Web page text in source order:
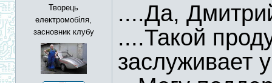
Творець
електромобіля,
засновник клубу
....Да,
....Такой
заслуживает